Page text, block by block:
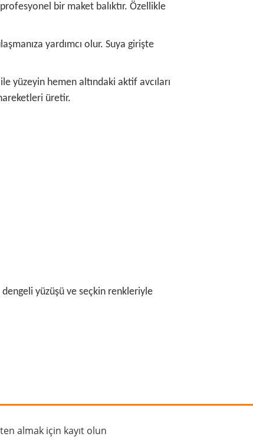
bir maket balıktır. Özellikle
yardımcı olur. Suya girişte
yüzeyin hemen altındaki aktif avcıları
üretir.
dengeli yüzüşü ve seçkin renkleriyle
almak için kayıt olun